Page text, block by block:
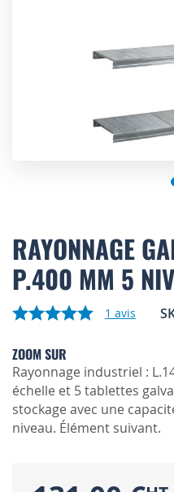
to
the
beginning
of
images
RAYONNAGE
P.400 MM 5
1 avis
ZOOM SUR
Rayonnage industriel :
échelle et 5 tablettes
stockage avec une
niveau. Élément suivant.